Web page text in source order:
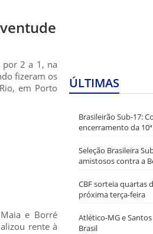
por 2 a 1, na
fizeram os
em Porto
e Borré
rente à
ÚLTIMAS
Brasileirão Sub-17:
encerramento da
Seleção Brasileira
amistosos contra a
CBF sorteia quartas
próxima terça-feira
Atlético-MG e
Brasil